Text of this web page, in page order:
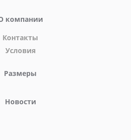
компании
Контакты
Условия
Размеры
Новости